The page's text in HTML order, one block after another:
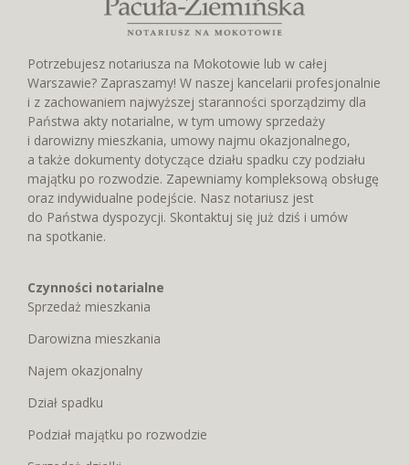
Czynności notarialne
Sprzedaż mieszkania
Darowizna mieszkania
Najem okazjonalny
Dział spadku
Podział majątku po rozwodzie
Potrzebujesz notariusza na Mokotowie lub w całej
Warszawie? Zapraszamy! W naszej kancelarii profesjonalnie
i z zachowaniem najwyższej staranności sporządzimy dla
Państwa akty notarialne, w tym umowy sprzedaży
i darowizny mieszkania, umowy najmu okazjonalnego,
a także dokumenty dotyczące działu spadku czy podziału
majątku po rozwodzie. Zapewniamy kompleksową obsługę
oraz indywidualne podejście. Nasz notariusz jest
do Państwa dyspozycji. Skontaktuj się już dziś i umów
na spotkanie.